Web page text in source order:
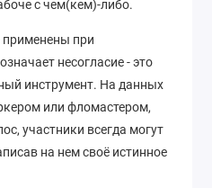
с чем(кем)-либо.
применены при
несогласие - это
инструмент. На данных
или фломастером,
участники всегда могут
на нем своё истинное